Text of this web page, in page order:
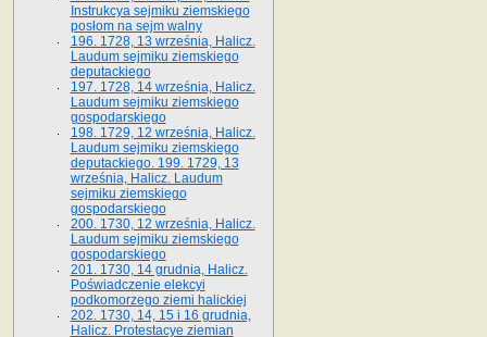
Instrukcya sejmiku ziemskiego
posłom na sejm walny
196. 1728, 13 września, Halicz.
Laudum sejmiku ziemskiego
deputackiego
197. 1728, 14 września, Halicz.
Laudum sejmiku ziemskiego
gospodarskiego
198. 1729, 12 września, Halicz.
Laudum sejmiku ziemskiego
deputackiego. 199. 1729, 13
września, Halicz. Laudum
sejmiku ziemskiego
gospodarskiego
200. 1730, 12 września, Halicz.
Laudum sejmiku ziemskiego
gospodarskiego
201. 1730, 14 grudnia, Halicz.
Poświadczenie elekcyi
podkomorzego ziemi halickiej
202. 1730, 14, 15 i 16 grudnia,
Halicz. Protestacye ziemian